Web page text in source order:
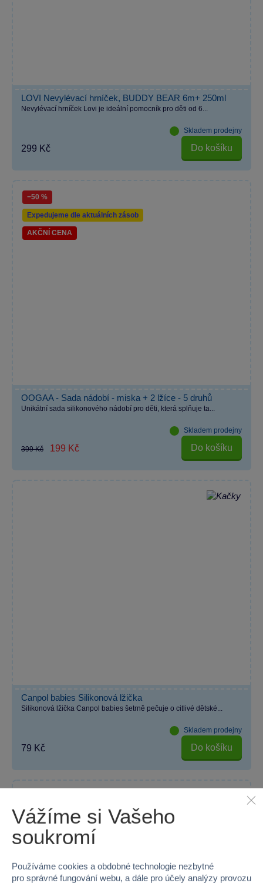
LOVI Nevylévací hrníček, BUDDY BEAR 6m+ 250ml
Nevylévací hrníček Lovi je ideální pomocník pro děti od 6...
Skladem prodejny
299 Kč Do košíku
−50 %
Expedujeme dle aktuálních zásob
AKČNÍ CENA
OOGAA - Sada nádobí - miska + 2 lžíce - 5 druhů
Unikátní sada silikonového nádobí pro děti, která splňuje ta...
Skladem prodejny
399 Kč 199 Kč Do košíku
Canpol babies Silikonová lžička
Silikonová lžička Canpol babies šetrně pečuje o citlivé dětské...
Skladem prodejny
79 Kč Do košíku
Expedujeme dle aktuálních zásob
AKČNÍ CENA
Vážíme si Vašeho
soukromí
Používáme cookies a obdobné technologie nezbytné
pro správné fungování webu, a dále pro účely analýzy provozu